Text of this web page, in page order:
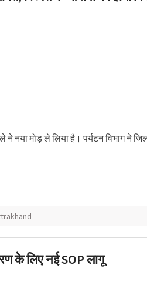
नया मोड़ ले लिया है। पर्यटन विभाग ने
के लिए नई SOP लागू